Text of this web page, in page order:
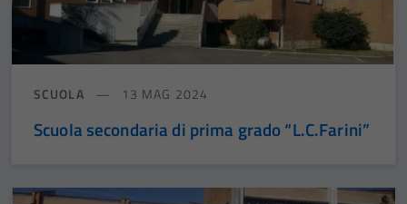
SCUOLA 13 MAG 2024
Scuola secondaria di prima grado “L.C.Farini”